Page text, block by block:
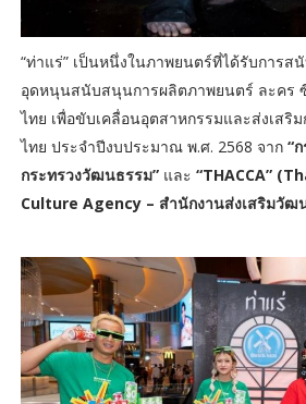
“ท่าแร่” เป็นหนึ่งในภาพยนตร์ที่ได้รับการส
อุดหนุนสนับสนุนการผลิตภาพยนตร์ ละคร
ไทย เพื่อขับเคลื่อนอุตสาหกรรมและส่งเสริ
ไทย ประจำปีงบประมาณ พ.ศ. 2568 จาก “
กระทรวงวัฒนธรรม” และ “THACCA”
Culture Agency – สำนักงานส่งเสริมวัฒ